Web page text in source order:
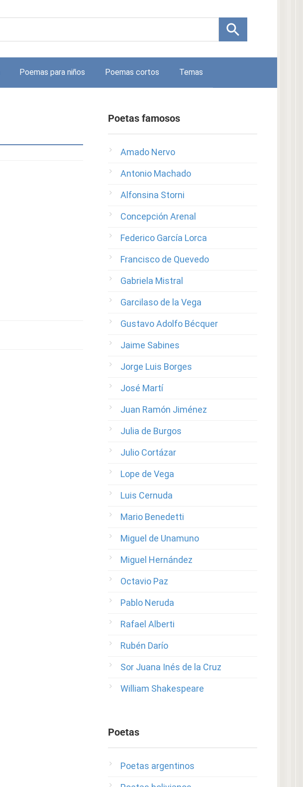
Poemas para niños Poemas cortos Temas
Poetas famosos
Amado Nervo
Antonio Machado
Alfonsina Storni
Concepción Arenal
Federico García Lorca
Francisco de Quevedo
Gabriela Mistral
Garcilaso de la Vega
Gustavo Adolfo Bécquer
Jaime Sabines
Jorge Luis Borges
José Martí
Juan Ramón Jiménez
Julia de Burgos
Julio Cortázar
Lope de Vega
Luis Cernuda
Mario Benedetti
Miguel de Unamuno
Miguel Hernández
Octavio Paz
Pablo Neruda
Rafael Alberti
Rubén Darío
Sor Juana Inés de la Cruz
William Shakespeare
Poetas
Poetas argentinos